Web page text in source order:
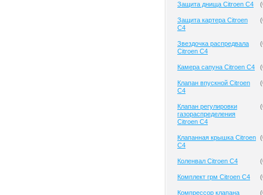
Защита днища Citroen C4 (
Защита картера Citroen
C4
(
Звездочка распредвала
Citroen C4
(
Камера сапуна Citroen C4 (
Клапан впускной Citroen
C4
(
Клапан регулировки
газораспределения
Citroen C4
(
Клапанная крышка Citroen
C4
(
Коленвал Citroen C4 (
Комплект грм Citroen C4 (
Компрессор клапана
(